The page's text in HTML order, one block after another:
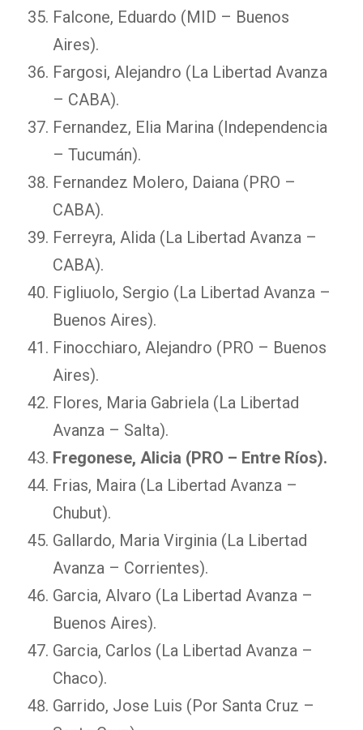
Falcone, Eduardo (MID – Buenos
Aires).
Fargosi, Alejandro (La Libertad Avanza
– CABA).
Fernandez, Elia Marina (Independencia
– Tucumán).
Fernandez Molero, Daiana (PRO –
CABA).
Ferreyra, Alida (La Libertad Avanza –
CABA).
Figliuolo, Sergio (La Libertad Avanza –
Buenos Aires).
Finocchiaro, Alejandro (PRO – Buenos
Aires).
Flores, Maria Gabriela (La Libertad
Avanza – Salta).
Fregonese, Alicia (PRO – Entre Ríos).
Frias, Maira (La Libertad Avanza –
Chubut).
Gallardo, Maria Virginia (La Libertad
Avanza – Corrientes).
Garcia, Alvaro (La Libertad Avanza –
Buenos Aires).
Garcia, Carlos (La Libertad Avanza –
Chaco).
Garrido, Jose Luis (Por Santa Cruz –